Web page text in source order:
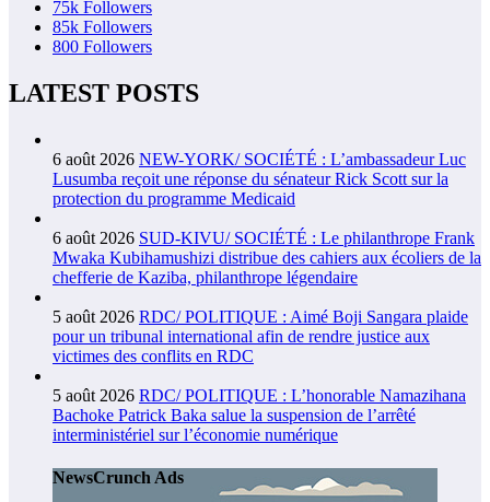
75k Followers
85k Followers
800 Followers
LATEST POSTS
6 août 2026 NEW-YORK/ SOCIÉTÉ : L’ambassadeur Luc
Lusumba reçoit une réponse du sénateur Rick Scott sur la
protection du programme Medicaid
6 août 2026 SUD-KIVU/ SOCIÉTÉ : Le philanthrope Frank
Mwaka Kubihamushizi distribue des cahiers aux écoliers de la
chefferie de Kaziba, philanthrope légendaire
5 août 2026 RDC/ POLITIQUE : Aimé Boji Sangara plaide
pour un tribunal international afin de rendre justice aux
victimes des conflits en RDC
5 août 2026 RDC/ POLITIQUE : L’honorable Namazihana
Bachoke Patrick Baka salue la suspension de l’arrêté
interministériel sur l’économie numérique
NewsCrunch Ads